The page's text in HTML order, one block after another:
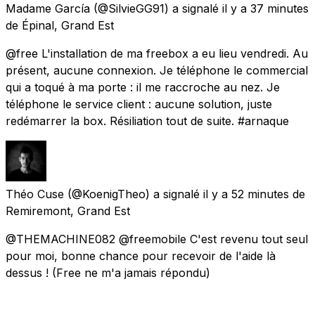
Madame García (@SilvieGG91) a signalé il y a 37 minutes
de Épinal, Grand Est
@free L'installation de ma freebox a eu lieu vendredi. Au
présent, aucune connexion. Je téléphone le commercial
qui a toqué à ma porte : il me raccroche au nez. Je
téléphone le service client : aucune solution, juste
redémarrer la box. Résiliation tout de suite. #arnaque
Théo Cuse (@KoenigTheo) a signalé il y a 52 minutes de
Remiremont, Grand Est
@THEMACHINE082 @freemobile C'est revenu tout seul
pour moi, bonne chance pour recevoir de l'aide là
dessus ! (Free ne m'a jamais répondu)